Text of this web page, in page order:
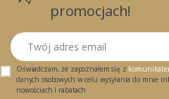
promocjach!
Twój adres email
Oświadczam, że zapoznałem się z
danych osobowych w celu wysyłania do mnie
nowościach i rabatach